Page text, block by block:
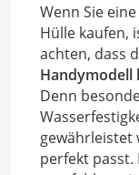
Wenn Sie
Hülle kaufen,
achten, dass
Handymodell
Denn
gewährleistet
perfekt passt.